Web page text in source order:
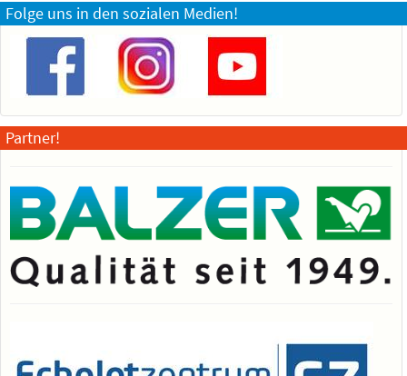
Folge uns in den sozialen Medien!
Partner!